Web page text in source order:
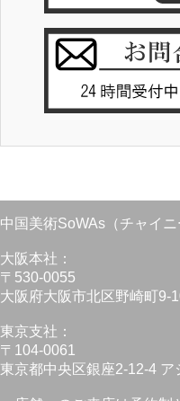
中国美術SoWAs（チャイニ
大阪本社：
〒530-0055
大阪府大阪市北区野崎町9-
東京支社：
〒104-0061
東京都中央区銀座2-12-4 ア